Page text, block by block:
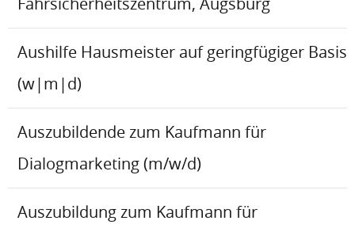
Aushilfe Hausmeister auf geringfügiger Basis
(w|m|d)
Auszubildende zum Kaufmann für
Dialogmarketing (m/w/d)
Auszubildung zum Kaufmann für